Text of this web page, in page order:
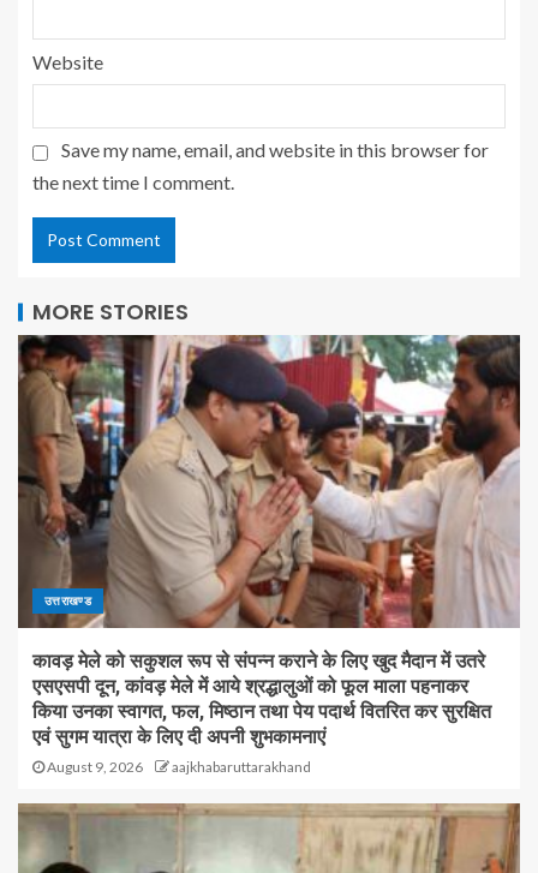
Website
Save my name, email, and website in this browser for
the next time I comment.
MORE STORIES
उत्तराखण्ड
कावड़ मेले को सकुशल रूप से संपन्न कराने के लिए खुद मैदान में उतरे
एसएसपी दून, कांवड़ मेले में आये श्रद्धालुओं को फूल माला पहनाकर
किया उनका स्वागत, फल, मिष्ठान तथा पेय पदार्थ वितरित कर सुरक्षित
एवं सुगम यात्रा के लिए दी अपनी शुभकामनाएं
August 9, 2026 aajkhabaruttarakhand